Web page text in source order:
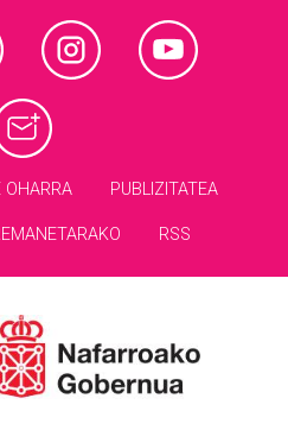
OHARRA PUBLIZITATEA
RSS